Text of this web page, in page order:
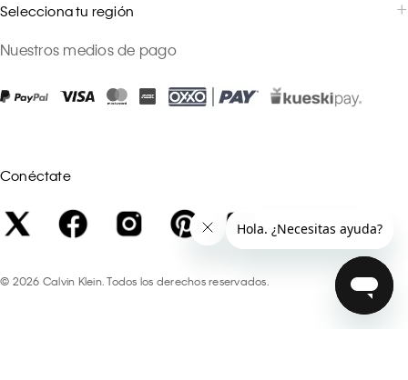
Selecciona tu región
Nuestros medios de pago
Conéctate
© 2026 Calvin Klein. Todos los derechos reservados.